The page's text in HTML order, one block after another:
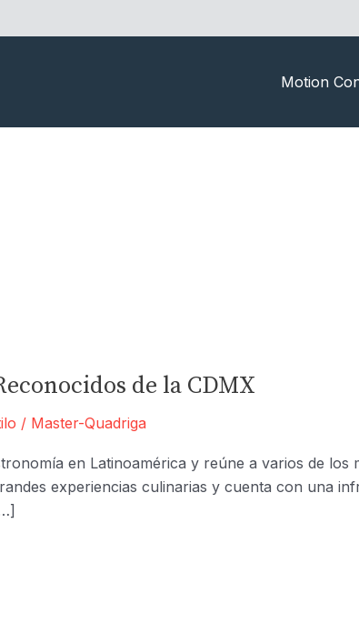
Motion
de la CDMX
/ Master-Quadriga
en Latinoamérica y reúne a varios de
experiencias culinarias y cuenta con una